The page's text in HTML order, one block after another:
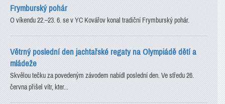
Frymburský pohár
O víkendu 22.–23. 6. se v YC Kovářov konal tradiční Frymburský pohár.
Větrný poslední den jachtařské regaty na Olympiádě dětí a
mládeže
Skvělou tečku za povedeným závodem nabídl poslední den. Ve středu 26.
června přišel vítr, kter...